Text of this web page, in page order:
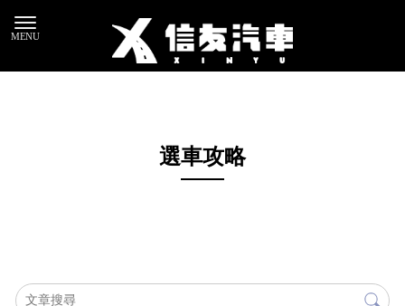
選車攻略